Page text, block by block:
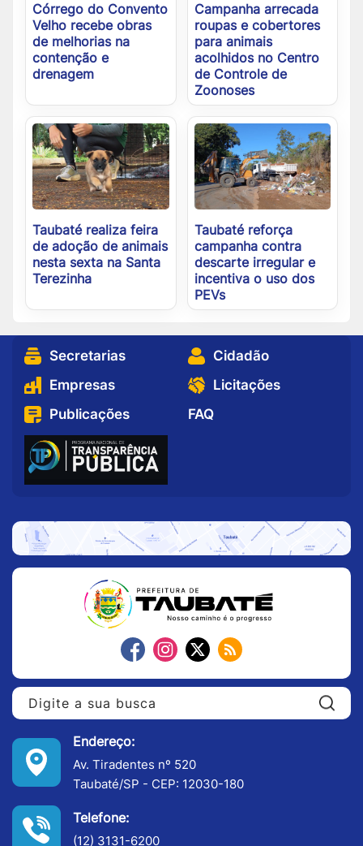
Córrego do Convento
Velho recebe obras
de melhorias na
contenção e
drenagem
Campanha arrecada
roupas e cobertores
para animais
acolhidos no Centro
de Controle de
Zoonoses
Taubaté realiza feira
de adoção de animais
nesta sexta na Santa
Terezinha
Taubaté reforça
campanha contra
descarte irregular e
incentiva o uso dos
PEVs
Secretarias
Cidadão
Empresas
Licitações
Publicações
FAQ
Endereço:
Av. Tiradentes nº 520
Taubaté/SP - CEP: 12030-180
Telefone:
(12) 3131-6200